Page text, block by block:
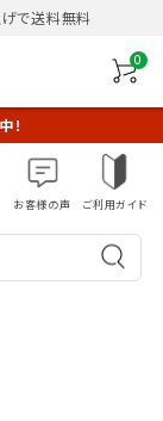
で送料無料
0
！
お客様の声 ご利用ガイド